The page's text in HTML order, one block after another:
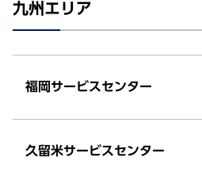
九州エリア
福岡サービスセンター
久留米サービスセンター